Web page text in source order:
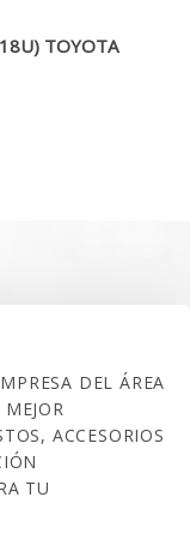
TOYOTA
DEL ÁREA
ACCESORIOS
TU